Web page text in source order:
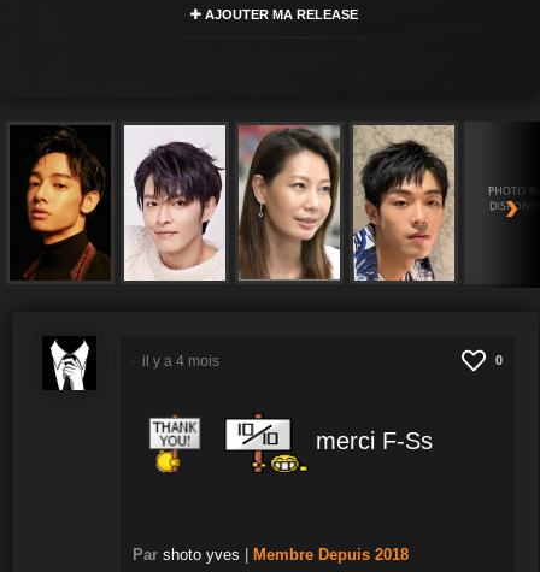
AJOUTER MA RELEASE
›
0
merci F-Ss
Par shoto yves Membre Depuis 2018
il y a 4 mois